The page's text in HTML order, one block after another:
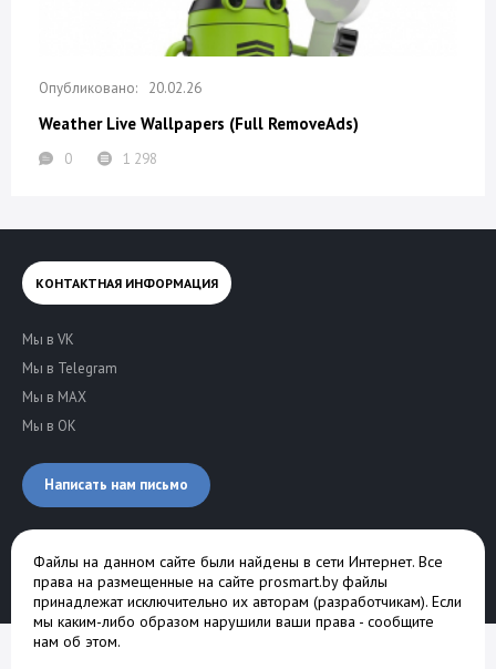
20.02.26
Weather Live Wallpapers (Full RemoveAds)
0 1 298
КОНТАКТНАЯ ИНФОРМАЦИЯ
Мы в VK
Мы в Telegram
Мы в MAX
Мы в OK
Написать нам письмо
Файлы на данном сайте были найдены в сети Интернет. Все
права на размещенные на сайте prosmart.by файлы
принадлежат исключительно их авторам (разработчикам). Если
мы каким-либо образом нарушили ваши права - сообщите
нам об этом.